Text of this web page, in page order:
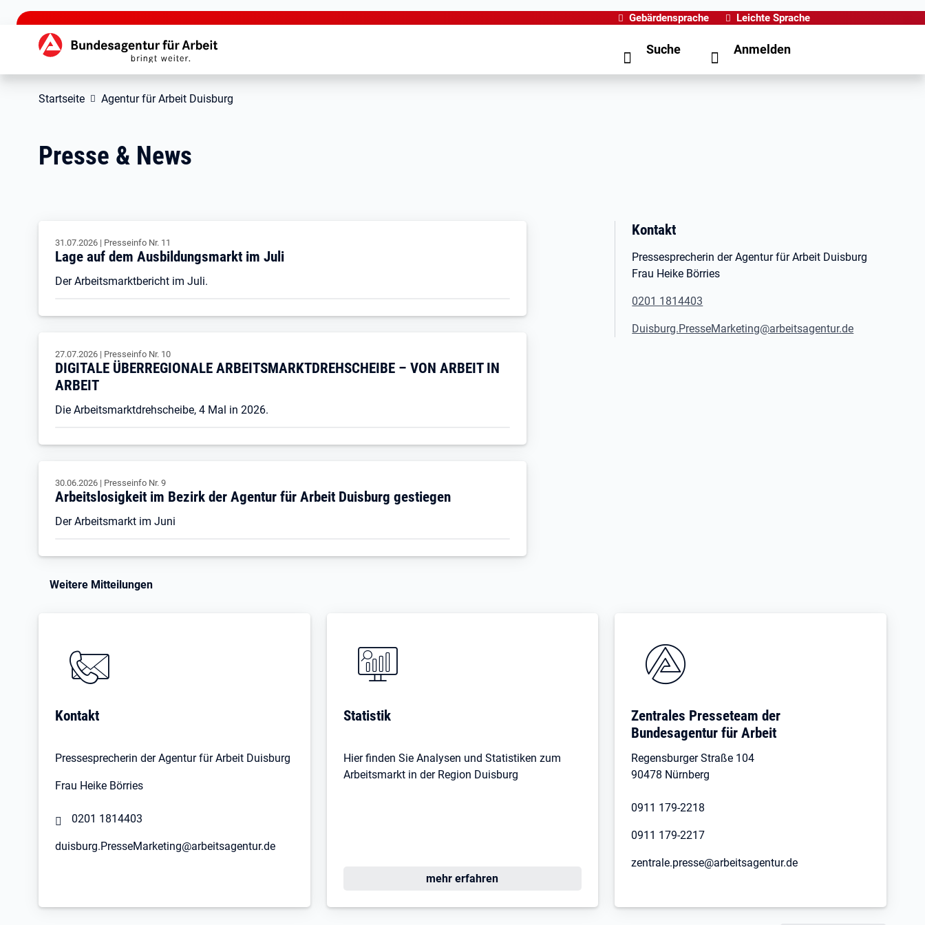
zu den Hauptinhalten springen
Gebärdensprache Leichte Sprache
Hauptnavigation Suche Anmelden
Startseite Agentur für Arbeit Duisburg
Presse & News
31.07.2026 | Presseinfo Nr. 11
Lage auf dem Ausbildungsmarkt im Juli
Der Arbeitsmarktbericht im Juli.
27.07.2026 | Presseinfo Nr. 10
DIGITALE ÜBERREGIONALE ARBEITSMARKTDREHSCHEIBE – VON ARBEIT IN
ARBEIT
Die Arbeitsmarktdrehscheibe, 4 Mal in 2026.
30.06.2026 | Presseinfo Nr. 9
Arbeitslosigkeit im Bezirk der Agentur für Arbeit Duisburg gestiegen
Der Arbeitsmarkt im Juni
Weitere Mitteilungen
Kontakt
Pressesprecherin der Agentur für Arbeit Duisburg
Frau Heike Börries
0201 1814403
Duisburg.PresseMarketing@arbeitsagentur.de
Kontakt
Pressesprecherin der Agentur für Arbeit Duisburg
Frau Heike Börries
0201 1814403
duisburg.PresseMarketing@arbeitsagentur.de
Statistik
Hier finden Sie Analysen und Statistiken zum
Arbeitsmarkt in der Region Duisburg
mehr erfahren
Zentrales Presseteam der
Bundesagentur für Arbeit
Regensburger Straße 104
90478 Nürnberg
0911 179-2218
0911 179-2217
zentrale.presse@arbeitsagentur.de